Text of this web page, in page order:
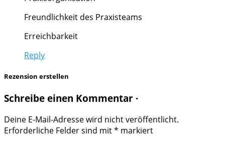
Freundlichkeit des Praxisteams
Erreichbarkeit
Reply
Rezension erstellen
Schreibe einen Kommentar ·
Deine E-Mail-Adresse wird nicht veröffentlicht.
Erforderliche Felder sind mit* markiert